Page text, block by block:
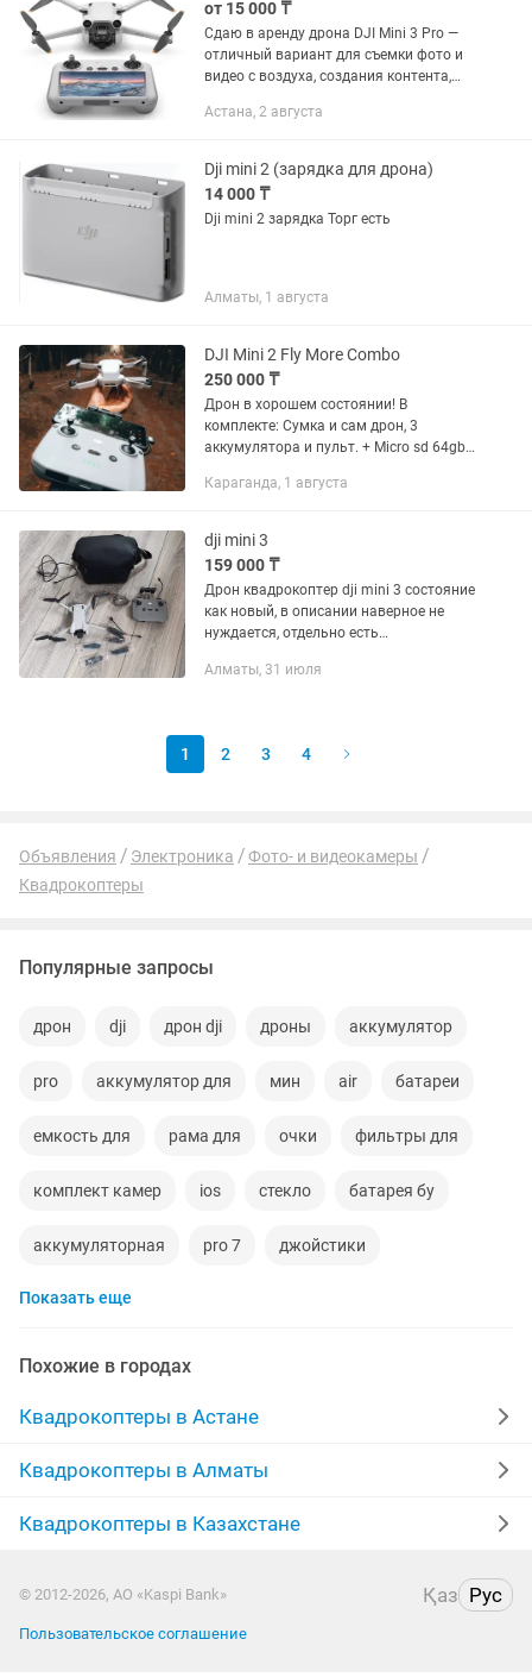
от 15 000 ₸
Сдаю в аренду дрона DJI Mini 3 Pro —
отличный вариант для съемки фото и
видео с воздуха, создания контента,
объектов и других задач.
Астана, 2 августа
Dji mini 2 (зарядка для дрона)
14 000 ₸
Dji mini 2 зарядка Торг есть
Алматы, 1 августа
DJI Mini 2 Fly More Combo
250 000 ₸
Дрон в хорошем состоянии! В
комплекте: Сумка и сам дрон, 3
аккумулятора и пульт. + Micro sd 64gb.
крутых режимов съемки! Высота
полета...
Караганда, 1 августа
dji mini 3
159 000 ₸
Дрон квадрокоптер dji mini 3 состояние
как новый, в описании наверное не
нуждается, отдельно есть
зарядки
Алматы, 31 июля
1 2 3 4
Объявления Электроника
Фото- и видеокамеры
Квадрокоптеры
Популярные запросы
дрон dji дрон dji дроны аккумулятор
pro аккумулятор для мин air батареи
емкость для рама для очки фильтры для
комплект камер ios стекло батарея бу
аккумуляторная pro 7 джойстики
фото видеосъемка
зарядное устройство аккумуляторов
видео камер чехол аккумулятор
пульты ду готовый набор
концентратор сумка новая
Показать еще
Похожие в городах
Квадрокоптеры в Астане
Квадрокоптеры в Алматы
Квадрокоптеры в Казахстане
© 2012-2026, АО «Kaspi Bank» Қаз Рус
Пользовательское соглашение